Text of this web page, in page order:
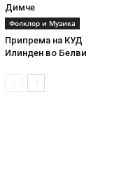
Димче
Фолклор и Музика
Припрема на КУД
Илинден во Белви